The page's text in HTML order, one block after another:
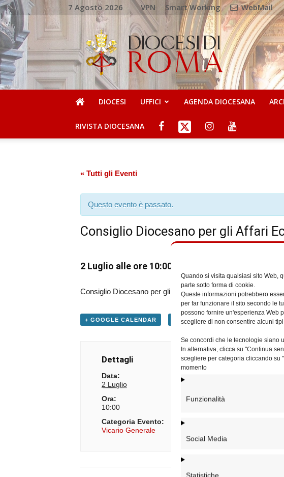
Quando si visita qualsiasi sito Web,
parte sotto forma di cookie.
Queste informazioni potrebbero
per far funzionare il sito secondo le
possono fornire un'esperienza Web
scegliere di non consentire alcuni
Se concordi che le tecnologie siano
In alternativa, clicca su "Continua
scegliere per categoria cliccando su
momento
Funzionalità
Social Media
Statistiche
7 Agosto 2026 VPN Smart Working WebMail
DIOCESI
DI
ROMA
DIOCESI UFFICI AGENDA DIOCESANA
RIVISTA DIOCESANA
« Tutti gli Eventi
Questo evento è passato.
Consiglio Diocesano per gli Affari
2 Luglio alle ore 10:00
Consiglio Diocesano per gli Affari Economici e Collegio dei
+ GOOGLE CALENDAR + ESPORTA IN ICAL
Dettagli
Data:
2 Luglio
Ora:
10:00
Categoria Evento:
Vicario Generale